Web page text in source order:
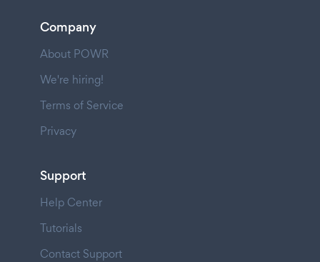
Company
About POWR
We're hiring!
Terms of Service
Privacy
Support
Help Center
Tutorials
Contact Support